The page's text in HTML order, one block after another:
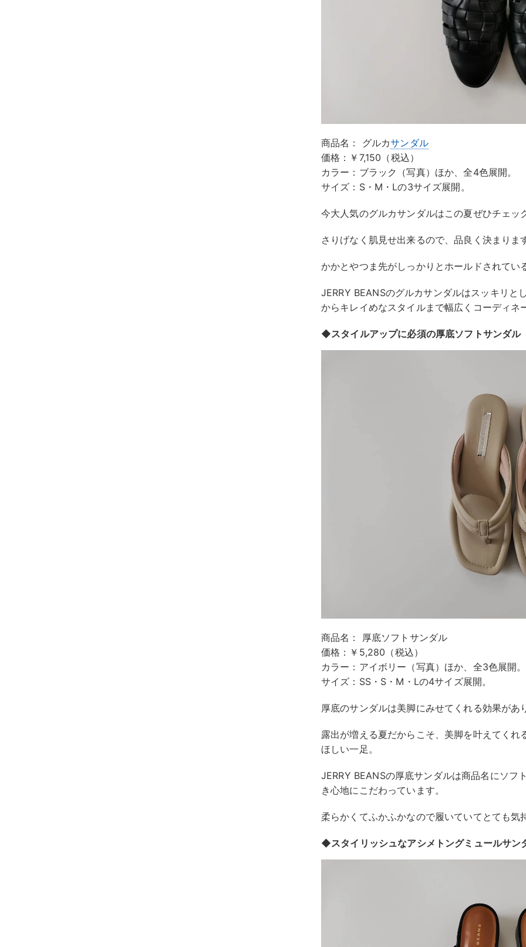
商品名： グルカサンダル
価格：￥7,150（税込）
カラー：ブラック（写真）ほか、全4色展開。
サイズ：S・M・Lの3サイズ展開。
今大人気のグルカサンダルはこの夏ぜひチェッ
さりげなく肌見せ出来るので、品良く決まりま
かかとやつま先がしっかりとホールドされてい
JERRY BEANSのグルカサンダルはスッキリと
からキレイめなスタイルまで幅広くコーディネ
◆スタイルアップに必須の厚底ソフトサンダル
商品名： 厚底ソフトサンダル
価格：￥5,280（税込）
カラー：アイボリー（写真）ほか、全3色展開。
サイズ：SS・S・M・Lの4サイズ展開。
厚底のサンダルは美脚にみせてくれる効果があ
露出が増える夏だからこそ、美脚を叶えてく
ほしい一足。
JERRY BEANSの厚底サンダルは商品名にソフ
き心地にこだわっています。
柔らかくてふかふかなので履いていてとても気
◆スタイリッシュなアシメトングミュールサン